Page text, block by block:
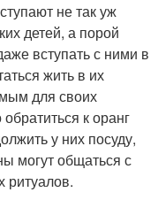
не так уж
детей, а порой
вступать с ними в
жить в их
для своих
к оранг
у них посуду,
могут общаться с